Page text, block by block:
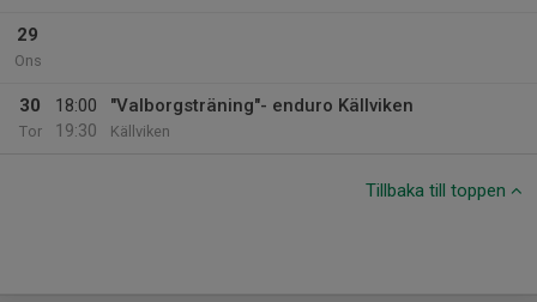
29
Ons
30
Tor
18:00
19:30
"Valborgsträning"- enduro Källviken
Källviken
Tillbaka till toppen